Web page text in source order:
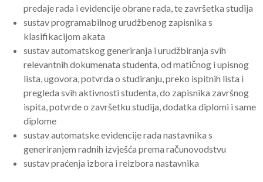
predaje rada i evidencije obrane rada, te završetka studija
sustav programabilnog urudžbenog zapisnika s
klasifikacijom akata
sustav automatskog generiranja i urudžbiranja svih
relevantnih dokumenata studenta, od matičnog i upisnog
lista, ugovora, potvrda o studiranju, preko ispitnih lista i
pregleda svih aktivnosti studenta, do zapisnika završnog
ispita, potvrde o završetku studija, dodatka diplomi i same
diplome
sustav automatske evidencije rada nastavnika s
generiranjem radnih izvješća prema računovodstvu
sustav praćenja izbora i reizbora nastavnika